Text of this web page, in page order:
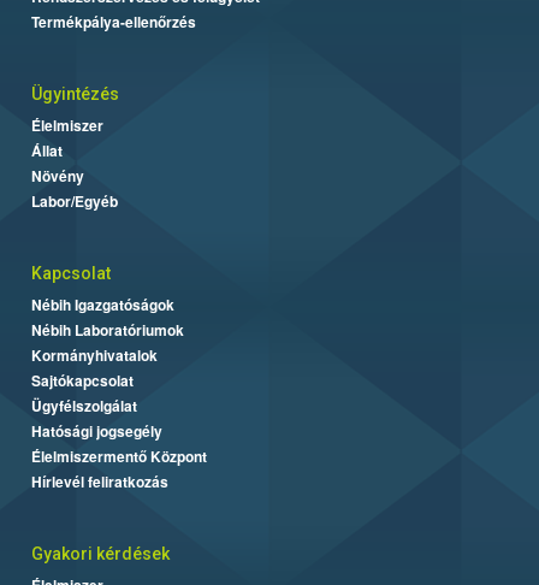
Termékpálya-ellenőrzés
Ügyintézés
Élelmiszer
Állat
Növény
Labor/Egyéb
Kapcsolat
Nébih Igazgatóságok
Nébih Laboratóriumok
Kormányhivatalok
Sajtókapcsolat
Ügyfélszolgálat
Hatósági jogsegély
Élelmiszermentő Központ
Hírlevél feliratkozás
Gyakori kérdések